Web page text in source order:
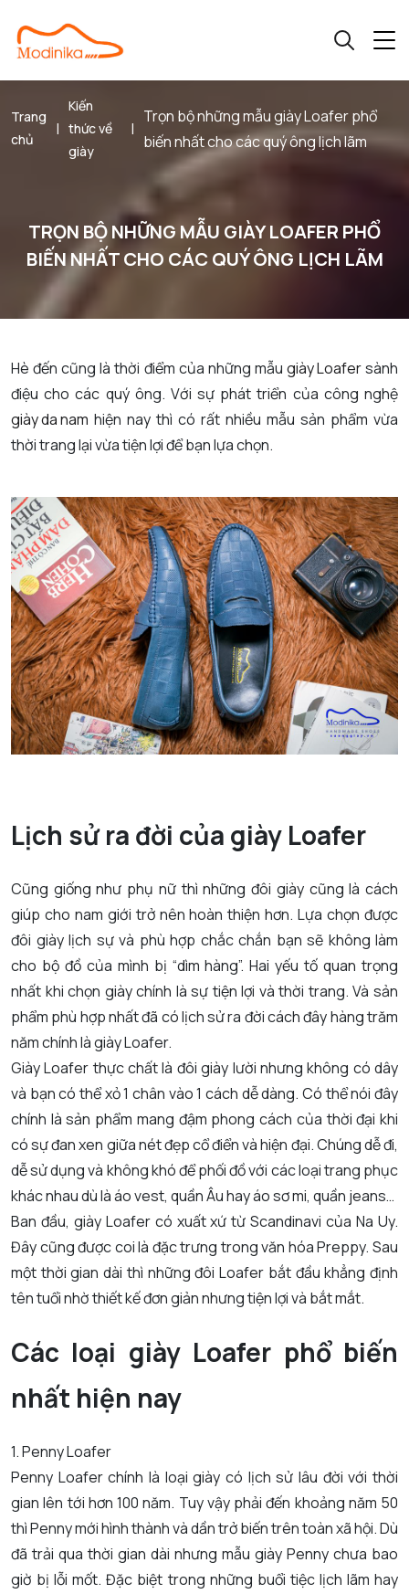
Trang
chủ
|
Kiến
thức về
giày
|
Trọn bộ những mẫu giày Loafer phổ
biến nhất cho các quý ông lịch lãm
TRỌN BỘ NHỮNG MẪU GIÀY LOAFER PHỔ
BIẾN NHẤT CHO CÁC QUÝ ÔNG LỊCH LÃM
Hè đến cũng là thời điểm của những mẫu giày Loafersành
điệu cho các quý ông. Với sự phát triển của công nghệ
giày da nam hiện nay thì có rất nhiều mẫu sản phẩm vừa
thời trang lại vừa tiện lợi để bạn lựa chọn.
Lịch sử ra đời của giày Loafer
Cũng giống như phụ nữ thì những đôi giày cũng là cách
giúp cho nam giới trở nên hoàn thiện hơn. Lựa chọn được
đôi giày lịch sự và phù hợp chắc chắn bạn sẽ không làm
cho bộ đồ của mình bị “dìm hàng”. Hai yếu tố quan trọng
nhất khi chọn giày chính là sự tiện lợi và thời trang. Và sản
phẩm phù hợp nhất đã có lịch sử ra đời cách đây hàng trăm
năm chính là giày Loafer.
Giày Loafer thực chất là đôi giày lười nhưng không có dây
và bạn có thể xỏ 1 chân vào 1 cách dễ dàng. Có thể nói đây
chính là sản phẩm mang đậm phong cách của thời đại khi
có sự đan xen giữa nét đẹp cổ điển và hiện đại. Chúng dễ đi,
dễ sử dụng và không khó để phối đồ với các loại trang phục
khác nhau dù là áo vest, quần Âu hay áo sơ mi, quần jeans…
Ban đầu, giày Loafer có xuất xứ từ Scandinavi của Na Uy.
Đây cũng được coi là đặc trưng trong văn hóa Preppy. Sau
một thời gian dài thì những đôi Loafer bắt đầu khẳng định
tên tuổi nhờ thiết kế đơn giản nhưng tiện lợi và bắt mắt.
Các loại giày Loafer phổ biến
nhất hiện nay
1. Penny Loafer
Penny Loafer chính là loại giày có lịch sử lâu đời với thời
gian lên tới hơn 100 năm. Tuy vậy phải đến khoảng năm 50
thì Penny mới hình thành và dần trở biến trên toàn xã hội. Dù
đã trải qua thời gian dài nhưng mẫu giày Penny chưa bao
giờ bị lỗi mốt. Đặc biệt trong những buổi tiệc lịch lãm hay